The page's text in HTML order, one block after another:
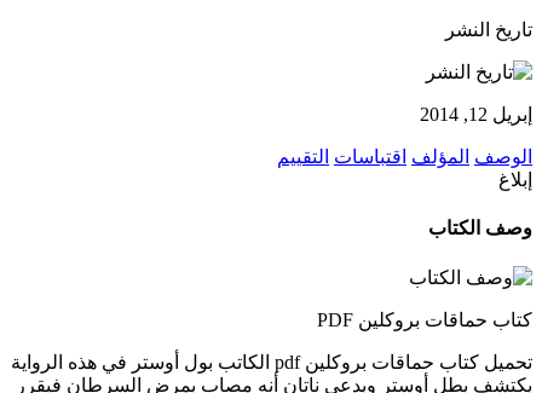
تاريخ النشر
إبريل 12, 2014
الوصف المؤلف اقتباسات التقييم
إبلاغ
وصف الكتاب
كتاب حماقات بروكلين PDF
تحميل كتاب حماقات بروكلين pdf الكاتب بول أوستر في هذه الرواية
يكتشف بطل أوستر ويدعى ناتان أنه مصاب بمرض السرطان فيقرر